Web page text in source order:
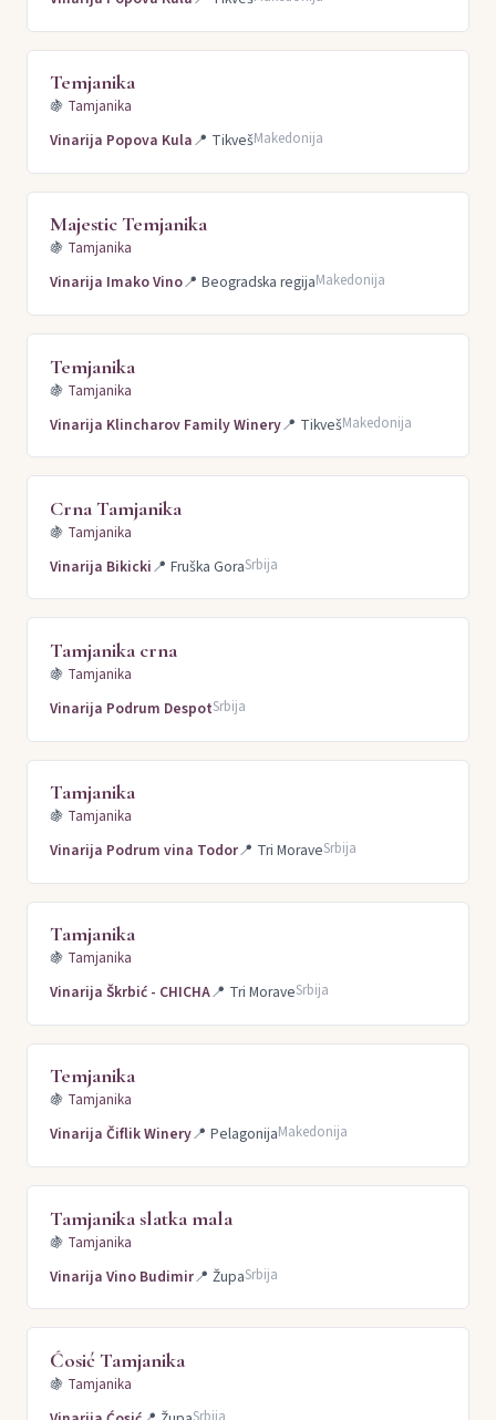
Temjanika
🍇 Tamjanika
Vinarija Popova Kula📍 TikvešMakedonija
Majestic Temjanika
🍇 Tamjanika
Vinarija Imako Vino📍 Beogradska regijaMakedonija
Temjanika
🍇 Tamjanika
Vinarija Klincharov Family Winery📍 TikvešMakedonija
Crna Tamjanika
🍇 Tamjanika
Vinarija Bikicki📍 Fruška GoraSrbija
Tamjanika crna
🍇 Tamjanika
Vinarija Podrum DespotSrbija
Tamjanika
🍇 Tamjanika
Vinarija Podrum vina Todor📍 Tri MoraveSrbija
Tamjanika
🍇 Tamjanika
Vinarija Škrbić - CHICHA📍 Tri MoraveSrbija
Temjanika
🍇 Tamjanika
Vinarija Čiflik Winery📍 PelagonijaMakedonija
Tamjanika slatka mala
🍇 Tamjanika
Vinarija Vino Budimir📍 ŽupaSrbija
Ćosić Tamjanika
🍇 Tamjanika